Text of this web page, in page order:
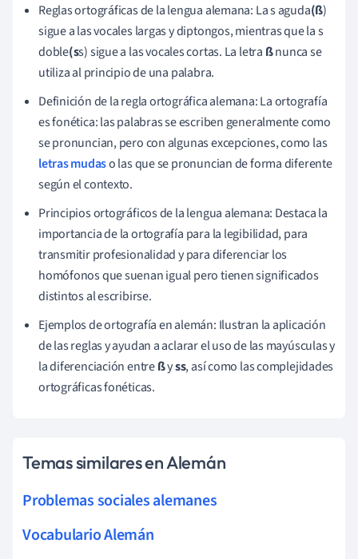
Reglas ortográficas de la lengua alemana: La s aguda(ß)
sigue a las vocales largas y diptongos, mientras que la s
doble(ss) sigue a las vocales cortas. La letra ßnunca se
utiliza al principio de una palabra.
Definición de la regla ortográfica alemana: La ortografía
es fonética: las palabras se escriben generalmente como
se pronuncian, pero con algunas excepciones, como las
letras mudaso las que se pronuncian de forma diferente
según el contexto.
Principios ortográficos de la lengua alemana: Destaca la
importancia de la ortografía para la legibilidad, para
transmitir profesionalidad y para diferenciar los
homófonos que suenan igual pero tienen significados
distintos al escribirse.
Ejemplos de ortografía en alemán: Ilustran la aplicación
de las reglas y ayudan a aclarar el uso de las mayúsculas y
la diferenciación entreßyss, así como las complejidades
ortográficas fonéticas.
Temas similares en Alemán
Problemas sociales alemanes
Vocabulario Alemán